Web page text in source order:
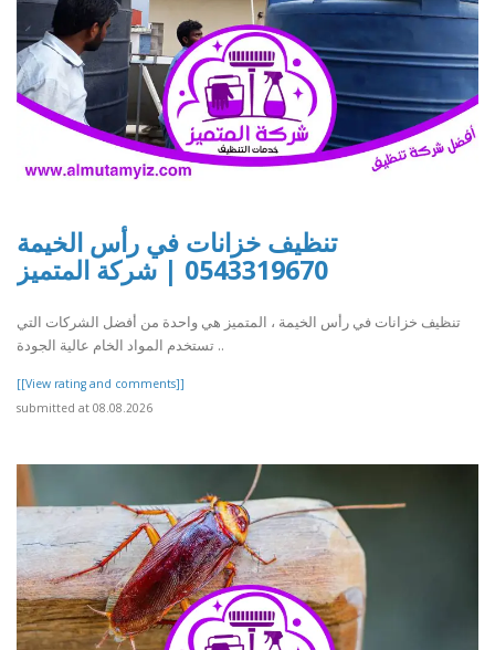
تنظيف خزانات في رأس الخيمة
0543319670 | شركة المتميز
تنظيف خزانات في رأس الخيمة ، المتميز هي واحدة من أفضل الشركات التي
تستخدم المواد الخام عالية الجودة ..
[[View rating and comments]]
submitted at 08.08.2026